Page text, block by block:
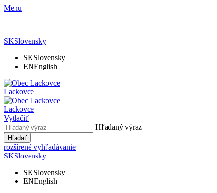
Menu
SKSlovensky
SKSlovensky
ENEnglish
Lackovce
Lackovce
Vytlačiť
Hľadaný výraz
Hľadať
rozšírené vyhľadávanie
SKSlovensky
SKSlovensky
ENEnglish